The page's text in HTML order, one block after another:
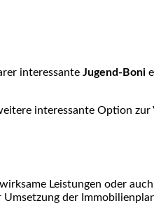
interessante Jugend-Boni
interessante Option zur
Leistungen oder
der